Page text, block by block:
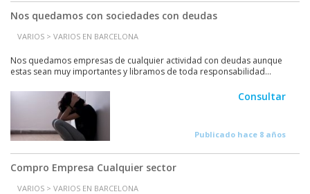
Nos quedamos con sociedades con deudas
VARIOS > VARIOS EN BARCELONA
Nos quedamos empresas de cualquier actividad con deudas aunque
estas sean muy importantes y libramos de toda responsabilidad...
Consultar
Publicado hace 8 años
Compro Empresa Cualquier sector
VARIOS > VARIOS EN BARCELONA